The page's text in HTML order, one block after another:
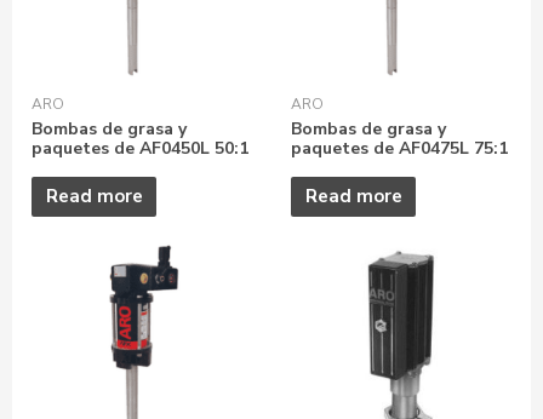
ARO
Bombas de grasa y
paquetes de AF0450L 50:1
Read more
ARO
Bombas de grasa y
paquetes de AF0475L 75:1
Read more